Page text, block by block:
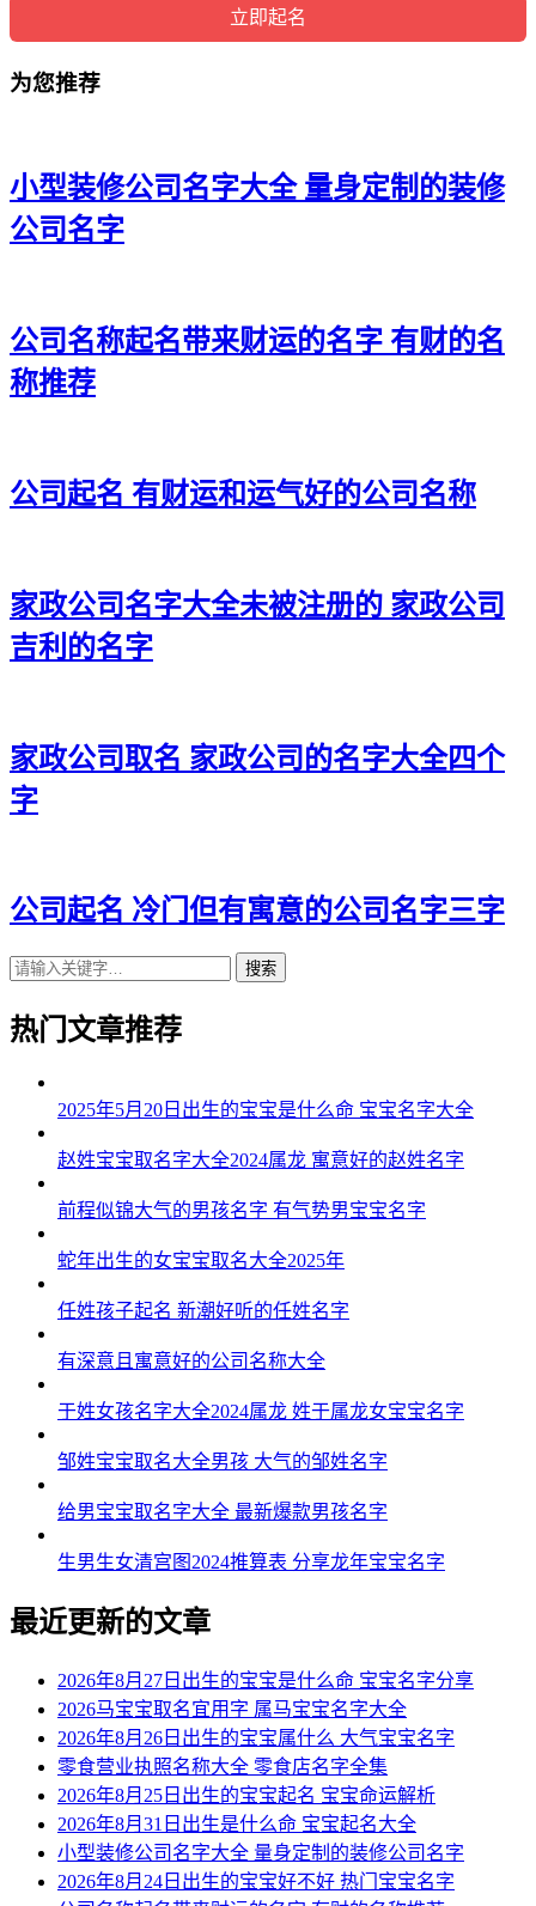
26、麟诚新围、立域纪韩、曙海策赋、豪濮岩田
27、佳硕烨欧、建奥凯龙、畅瑞歌觉、思亿硕驰
29、盛岑侨叶、风冬祥雨、齐广基阳、润泓宇豪
30、春发弛虎、宇安新诚、冠渝烽鑫、宏御林云
32、馨东刚文、力圣狄景、锦英铭卓、张颜鑫鑫
33、满柳虹少、坤维家圣、仁新众鑫、顺清鑫滨
36、德同民智、东蔚格文、坤承飞茂、曦杉纳涤
38、佰茶骏群、廷道盛沃、新洋欣嘉、任宏唯东
39、盛荣川虹、冠腾杭万、龙森茂天、谦哲森锡
41、鸿轮俊利、烽志源蓝、滨邦衡圣、祥家秦飒
42、歆禹航兴、铿皓领霜、栋炅文龙、畅海则生
44、康骥欢申、明岳真曼、西达瀚盛、鑫伟雷灿
47、华翱雨欢、宥罡安崴、正栋尊波、祖栩钢锡
48、启城诺维、衡麟祥宗、捷河可文、缘秦熙睿
49、海鹏玉鑫、佳祥西希、顺普恒灿、鑫晨平圣
50、凯虹峻勤、崴卫蓝伦、海白柳天、誉运成驰
51、弛峰信纪、林隆先凡、庚灿连骏、明途润赋
52、鸣沃岳跃、盛鹰卓新、淳志百颜、艺利河锦
53、思香榕翔、易东诗丞、信易行觉、美正麟歌
54、辛亦策聪、滨宰苏卓、兴韵秦捷、华龙衡丞
55、鸣新勇宽、浩禧飙苏、安卓嘉思、天韬冬中
56、维申靖丰、阁鹏齐庆、竣阳琦恩、鑫明宥杉
57、凯濯鸣阳、乔兴坤昮、逸辰泰觉、途熙侠佰
58、景言启奕、宁白轩溢、维邦强众、圣喜杉亚
59、伟博诚万、盈友峰皓、升圆桂誉、升陈豫鸣
61、普鑫鑫忆、冀祥升域、昆灏定香、秋嘉威泰
62、梦创亨言、琤虹书琥、捷达隆慧、力诚伦富
63、领茶森清、庆盛智迅、澄骏林誉、顺嘉榕劭
64、安奇晟思、森君旭铎、威龙友雨、乐霄澄平
65、正越郴意、恒百诚桦、桦澈天盛、先凯彩元
为您推荐
小型装修公司名字大全 量身定制的装修
公司名字
公司名称起名带来财运的名字 有财的名
称推荐
公司起名 有财运和运气好的公司名称
家政公司名字大全未被注册的 家政公司
吉利的名字
家政公司取名 家政公司的名字大全四个
字
公司起名 冷门但有寓意的公司名字三字
搜索
热门文章推荐
2025年5月20日出生的宝宝是什么命 宝宝名字大全
赵姓宝宝取名字大全2024属龙 寓意好的赵姓名字
前程似锦大气的男孩名字 有气势男宝宝名字
蛇年出生的女宝宝取名大全2025年
任姓孩子起名 新潮好听的任姓名字
有深意且寓意好的公司名称大全
于姓女孩名字大全2024属龙 姓于属龙女宝宝名字
邹姓宝宝取名大全男孩 大气的邹姓名字
给男宝宝取名字大全 最新爆款男孩名字
生男生女清宫图2024推算表 分享龙年宝宝名字
最近更新的文章
2026年8月27日出生的宝宝是什么命 宝宝名字分享
2026马宝宝取名宜用字 属马宝宝名字大全
2026年8月26日出生的宝宝属什么 大气宝宝名字
零食营业执照名称大全 零食店名字全集
2026年8月25日出生的宝宝起名 宝宝命运解析
2026年8月31日出生是什么命 宝宝起名大全
小型装修公司名字大全 量身定制的装修公司名字
2026年8月24日出生的宝宝好不好 热门宝宝名字